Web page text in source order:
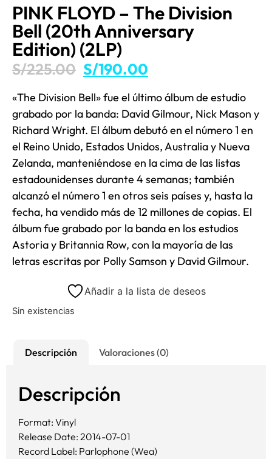
PINK FLOYD – The Division
Bell (20th Anniversary
Edition) (2LP)
S/225.00 S/190.00
«The Division Bell» fue el último álbum de estudio
grabado por la banda: David Gilmour, Nick Mason y
Richard Wright. El álbum debutó en el número 1 en
el Reino Unido, Estados Unidos, Australia y Nueva
Zelanda, manteniéndose en la cima de las listas
estadounidenses durante 4 semanas; también
alcanzó el número 1 en otros seis países y, hasta la
fecha, ha vendido más de 12 millones de copias. El
álbum fue grabado por la banda en los estudios
Astoria y Britannia Row, con la mayoría de las
letras escritas por Polly Samson y David Gilmour.
Añadir a la lista de deseos
Sin existencias
Descripción Valoraciones (0)
Descripción
Format: Vinyl
Release Date: 2014-07-01
Record Label: Parlophone (Wea)